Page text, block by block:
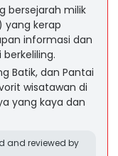
bersejarah milik
yang kerap
informasi dan
Batik, dan Pantai
wisatawan di
yang kaya dan
and reviewed by